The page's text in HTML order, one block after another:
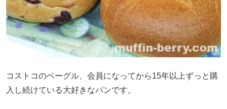
コストコのベーグル、会員になってから15年以上ずっと購
入し続けている大好きなパンです。